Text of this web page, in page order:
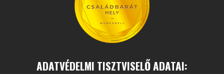
ADATVÉDELMI TISZTVISELŐ ADATAI: